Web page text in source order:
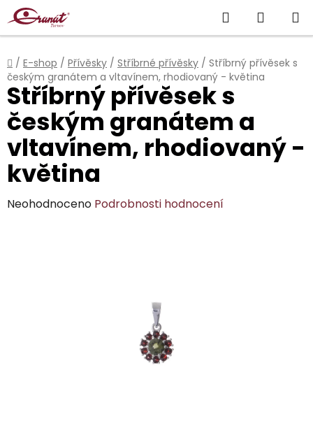
Přejít
na
obsah
Hledat
KOŠÍK
Domů
/ E-shop / Přívěsky / Stříbrné přívěsky / Stříbrný přívěsek s
českým granátem a vltavínem, rhodiovaný - květina
Stříbrný přívěsek s
českým granátem a
vltavínem, rhodiovaný -
květina
Průměrné
Neohodnoceno Podrobnosti hodnocení